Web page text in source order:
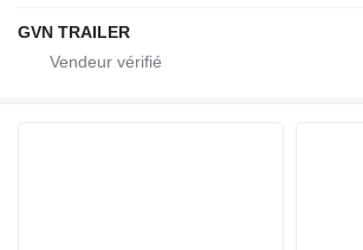
GVN TRAILER